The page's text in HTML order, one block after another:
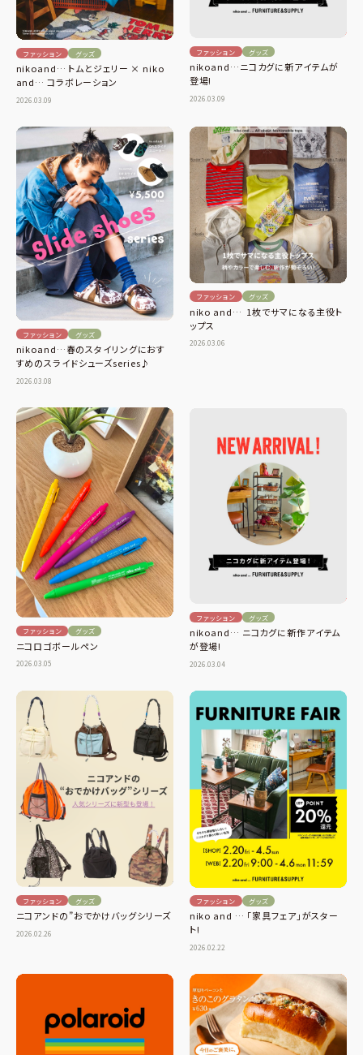
ファッション グッズ
nikoand… トムとジェリー × niko
and… コラボレーション
2026.03.09
ファッション グッズ
nikoand…ニコカグに新アイテムが
登場!
2026.03.09
ファッション グッズ
nikoand…春のスタイリングにおす
すめのスライドシューズseries♪
2026.03.08
ファッション グッズ
niko and… 1枚でサマになる主役ト
ップス
2026.03.06
ファッション グッズ
ニコロゴボールペン
2026.03.05
ファッション グッズ
nikoand… ニコカグに新作アイテム
が登場!
2026.03.04
ファッション グッズ
ニコアンドの”おでかけバッグシリーズ
2026.02.26
ファッション グッズ
niko and … 「家具フェア」がスター
ト!
2026.02.22